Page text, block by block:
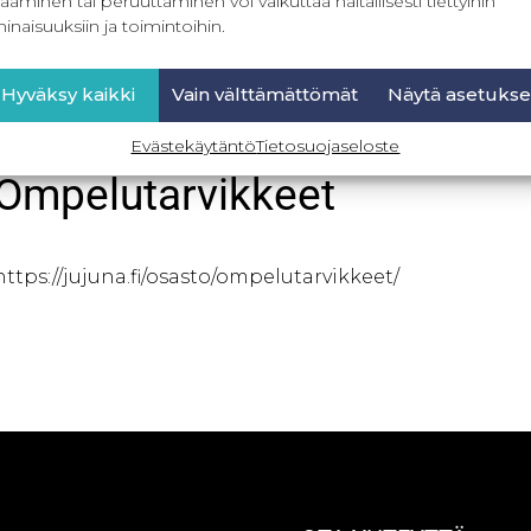
ja toimintoihin.
Hyväksy kaikki Vain välttämättömät Näytä
EvästekäytäntöTietosuojaseloste
jujuna.fi/osasto/ompelutarvikkeet/